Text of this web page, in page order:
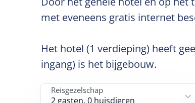
met eveneens gratis internet
Het hotel (1 verdieping) heeft
ingang) is het bijgebouw.
Reisgezelschap
2 gasten, 0 huisdieren